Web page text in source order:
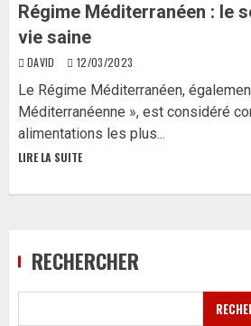
Régime Méditerranéen : le
vie saine
DAVID 12/03/2023
Le Régime Méditerranéen,
Méditerranéenne », est considéré
alimentations les plus...
LIRE LA SUITE
RECHERCHER